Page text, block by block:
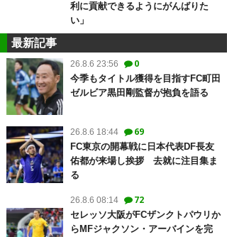
利に貢献できるようにがんばりた
い」
最新記事
26.8.6 23:56 0
今季もタイトル獲得を目指すFC町田
ゼルビア黒田剛監督が抱負を語る
26.8.6 18:44 69
FC東京の開幕戦に日本代表DF長友
佑都が来場し挨拶 去就に注目集ま
る
26.8.6 08:14 72
セレッソ大阪がFCザンクトパウリか
らMFジャクソン・アーバインを完